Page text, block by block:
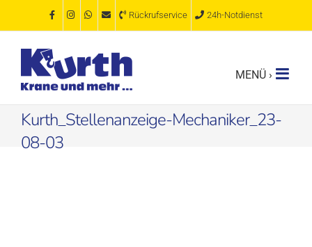
Rückrufservice 24h-Notdienst
Kurth_Stellenanzeige-Mechaniker_23-
08-03